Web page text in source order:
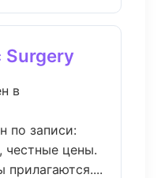
Surgery
в
по записи:
честные цены.
прилагаются....